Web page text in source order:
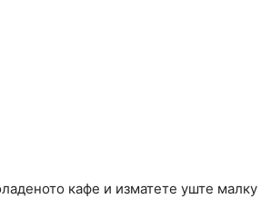
кафе и изматете уште малку